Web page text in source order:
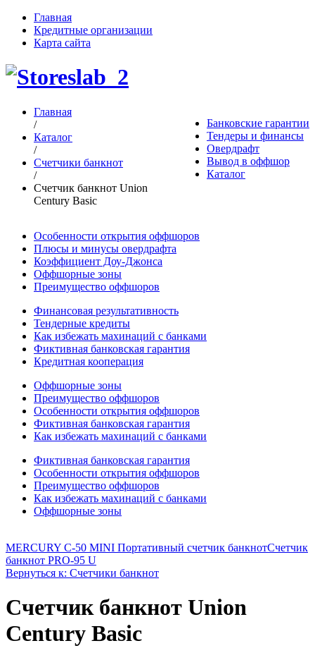
Главная
Кредитные организации
Карта сайта
Банковские гарантии
Тендеры и финансы
Овердрафт
Вывод в оффшор
Каталог
Главная
/
Каталог
/
Счетчики банкнот
/
Счетчик банкнот Union
Century Basic
Особенности открытия оффшоров
Плюсы и минусы овердрафта
Коэффициент Доу-Джонса
Оффшорные зоны
Преимущество оффшоров
Финансовая результативность
Тендерные кредиты
Как избежать махинаций с банками
Фиктивная банковская гарантия
Кредитная кооперация
Оффшорные зоны
Преимущество оффшоров
Особенности открытия оффшоров
Фиктивная банковская гарантия
Как избежать махинаций с банками
Фиктивная банковская гарантия
Особенности открытия оффшоров
Преимущество оффшоров
Как избежать махинаций с банками
Оффшорные зоны
MERCURY C-50 MINI Портативный счетчик банкнотСчетчик
банкнот PRO-95 U
Вернуться к: Счетчики банкнот
Счетчик банкнот Union
Century Basic